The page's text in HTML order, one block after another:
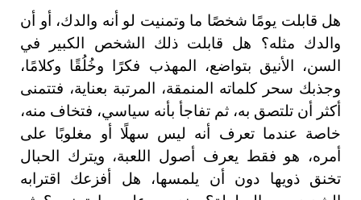
هل قابلت يومًا شخصًا ما وتمنيت لو أنه والدك، أو أن
والدك مثله؟ هل قابلت ذلك الشخص الكبير في
السن، الأنيق بتواضع، المهذب فكرًا وخُلُقًا وكلامًا،
وجذبك سحر كلماته المنمقة، المرتبة بعناية، فتتمنى
أكثر أن تلتصق به، ثم تفاجأ بأنه سياسي، فتخاف منه،
خاصة عندما تعرف أنه ليس سهلًا أو مغلوبًا على
أمره، هو فقط يعرف أصول اللعبة، ويترك الحبال
تخنق ذويها دون أن يلمسها، هل أفزعك اقترابه